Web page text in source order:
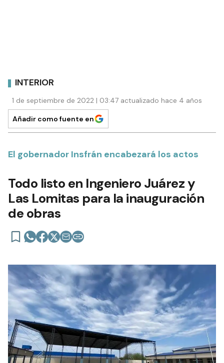
INTERIOR
1 de septiembre de 2022 | 03:47 actualizado hace 4 años
Añadir como fuente en
El gobernador Insfrán encabezará los actos
Todo listo en Ingeniero Juárez y
Las Lomitas para la inauguración
de obras